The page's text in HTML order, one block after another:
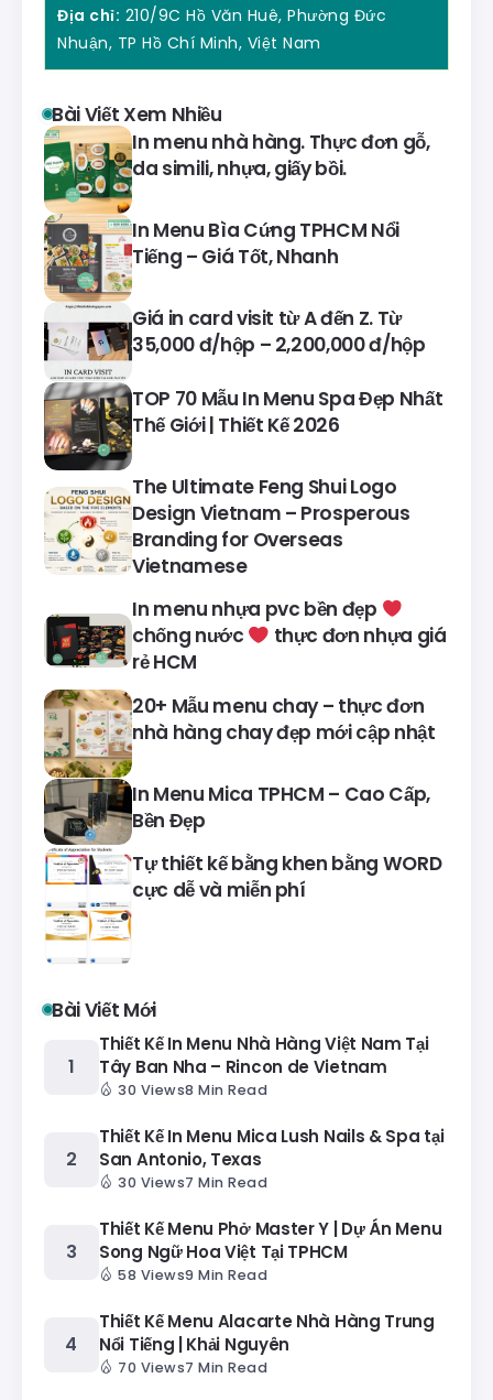
Địa chỉ: 210/9C Hồ Văn Huê, Phường Đức
Nhuận, TP Hồ Chí Minh, Việt Nam
Bài Viết Xem Nhiều
In menu nhà hàng. Thực đơn gỗ,
da simili, nhựa, giấy bồi.
In Menu Bìa Cứng TPHCM Nổi
Tiếng – Giá Tốt, Nhanh
Giá in card visit từ A đến Z. Từ
35,000 đ/hộp – 2,200,000 đ/hộp
TOP 70 Mẫu In Menu Spa Đẹp Nhất
Thế Giới | Thiết Kế 2026
The Ultimate Feng Shui Logo
Design Vietnam – Prosperous
Branding for Overseas
Vietnamese
In menu nhựa pvc bền đẹp
chống nước
thực đơn nhựa giá
rẻ HCM
20+ Mẫu menu chay – thực đơn
nhà hàng chay đẹp mới cập nhật
In Menu Mica TPHCM – Cao Cấp,
Bền Đẹp
Tự thiết kế bằng khen bằng WORD
cực dễ và miễn phí
Bài Viết Mới
Thiết Kế In Menu Nhà Hàng Việt Nam Tại
Tây Ban Nha – Rincon de Vietnam
30 Views8 Min Read
Thiết Kế In Menu Mica Lush Nails & Spa tại
San Antonio, Texas
30 Views7 Min Read
Thiết Kế Menu Phở Master Y | Dự Án Menu
Song Ngữ Hoa Việt Tại TPHCM
58 Views9 Min Read
Thiết Kế Menu Alacarte Nhà Hàng Trung
Nổi Tiếng | Khải Nguyên
70 Views7 Min Read